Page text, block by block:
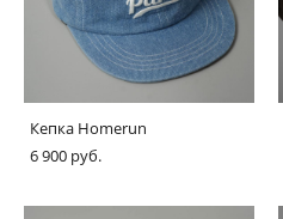
Кепка Homerun
6 900 pуб.